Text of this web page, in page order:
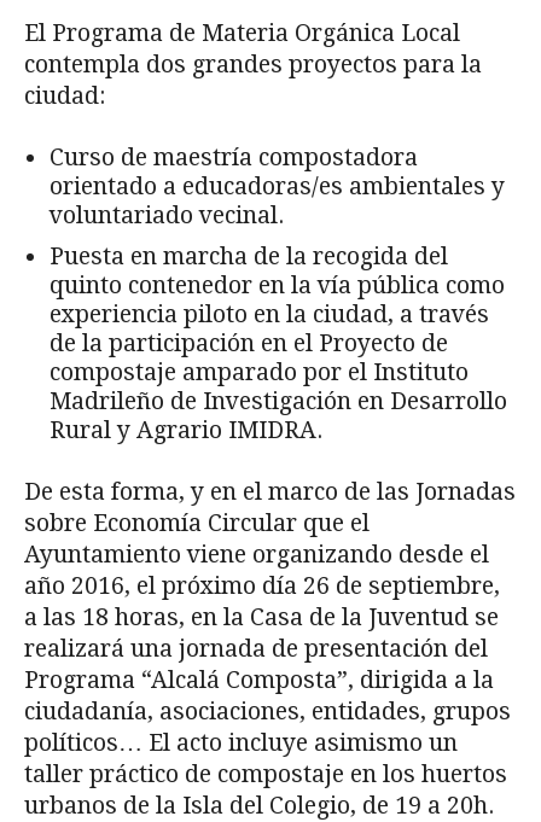
El Programa de Materia Orgánica Local
contempla dos grandes proyectos para la
ciudad:
Curso de maestría compostadora
orientado a educadoras/es ambientales y
voluntariado vecinal.
Puesta en marcha de la recogida del
quinto contenedor en la vía pública como
experiencia piloto en la ciudad, a través
de la participación en el Proyecto de
compostaje amparado por el Instituto
Madrileño de Investigación en Desarrollo
Rural y Agrario IMIDRA.
De esta forma, y en el marco de las Jornadas
sobre Economía Circular que el
Ayuntamiento viene organizando desde el
año 2016, el próximo día 26 de septiembre,
a las 18 horas, en la Casa de la Juventud se
realizará una jornada de presentación del
Programa “Alcalá Composta”, dirigida a la
ciudadanía, asociaciones, entidades, grupos
políticos… El acto incluye asimismo un
taller práctico de compostaje en los huertos
urbanos de la Isla del Colegio, de 19 a 20h.